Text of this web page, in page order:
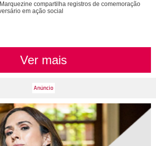
vai ao cinema para ver A Odisseia, mas
a impede de assistir ao final
compartilha registros de comemoração
em ação social
Ver mais